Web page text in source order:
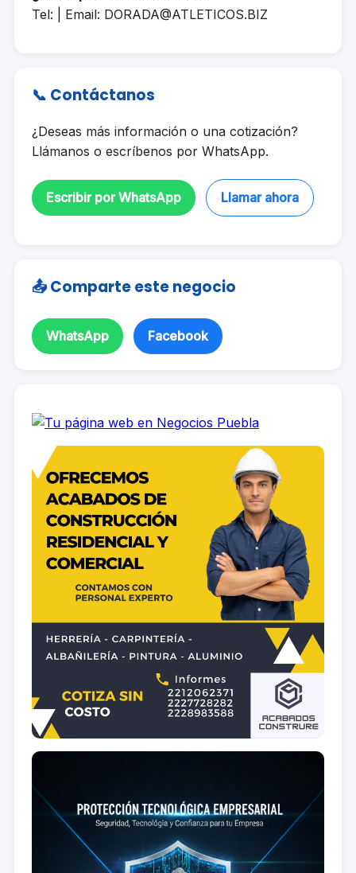
Tel: | Email: DORADA@ATLETICOS.BIZ
📞 Contáctanos
¿Deseas más información o una cotización?
Llámanos o escríbenos por WhatsApp.
Escribir por WhatsApp Llamar ahora
📤 Comparte este negocio
WhatsApp Facebook